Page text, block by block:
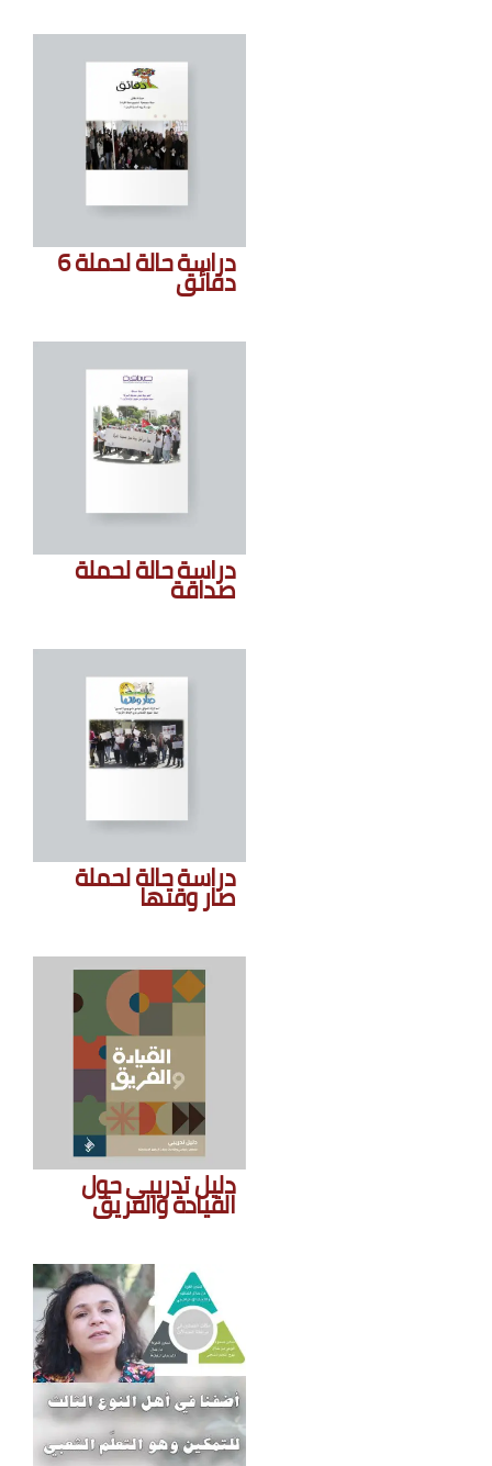
دراسة حالة لحملة 6 دقائق
دراسة حالة لحملة
صداقة
دراسة حالة لحملة
صار وقتها
دليل تدريبي حول
القيادة والفريق